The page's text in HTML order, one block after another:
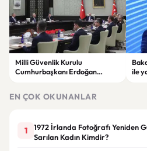
Milli Güvenlik Kurulu
Cumhurbaşkanı Erdoğan
ile
EN ÇOK OKUNANLAR
1
1972 İrlanda Fotoğrafı Yeniden
Sarılan Kadın Kimdir?